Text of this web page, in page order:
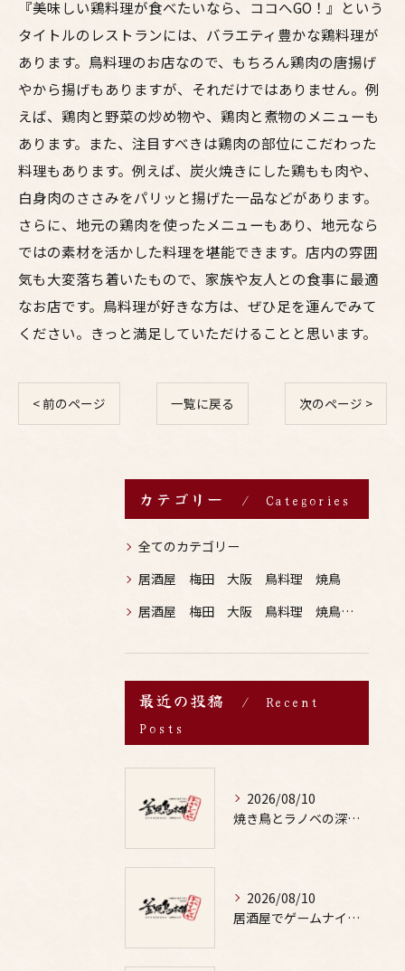
『美味しい鶏料理が食べたいなら、ココへGO！』という
タイトルのレストランには、バラエティ豊かな鶏料理が
あります。鳥料理のお店なので、もちろん鶏肉の唐揚げ
やから揚げもありますが、それだけではありません。例
えば、鶏肉と野菜の炒め物や、鶏肉と煮物のメニューも
あります。また、注目すべきは鶏肉の部位にこだわった
料理もあります。例えば、炭火焼きにした鶏もも肉や、
白身肉のささみをパリッと揚げた一品などがあります。
さらに、地元の鶏肉を使ったメニューもあり、地元なら
ではの素材を活かした料理を堪能できます。店内の雰囲
気も大変落ち着いたもので、家族や友人との食事に最適
なお店です。鳥料理が好きな方は、ぜひ足を運んでみて
ください。きっと満足していただけることと思います。
< 前のページ 一覧に戻る 次のページ >
カテゴリー Categories
全てのカテゴリー
居酒屋 梅田 大阪 鳥料理 焼鳥
居酒屋 梅田 大阪 鳥料理 焼鳥 お酒
最近の投稿
Recent
Posts
2026/08/10
焼き鳥とラノベの深掘りとヤキトリの現状と今後の展望を徹底解説
2026/08/10
居酒屋でゲームナイトを満喫するためのお酒と焼鳥の楽しみ方ガイド